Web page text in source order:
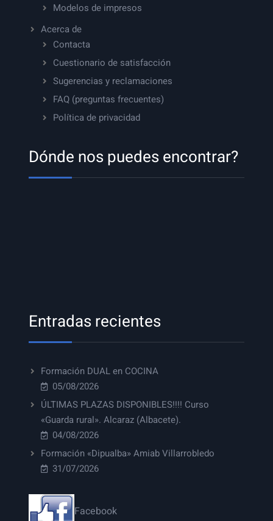
Modelos de impresos
Acerca de
Contacta
Cuestionario de satisfacción
Sugerencias y reclamaciones
FAQ (preguntas frecuentes)
Política de privacidad
Dónde nos puedes encontrar?
Entradas recientes
Formación DUAL en COCINA
05/08/2026
ÚLTIMAS PLAZAS DISPONIBLES!!!! Curso
«Guarda rural». Alcaraz (Albacete).
04/08/2026
Formación «Dipualba» Amiab Villarrobledo
31/07/2026
Facebook